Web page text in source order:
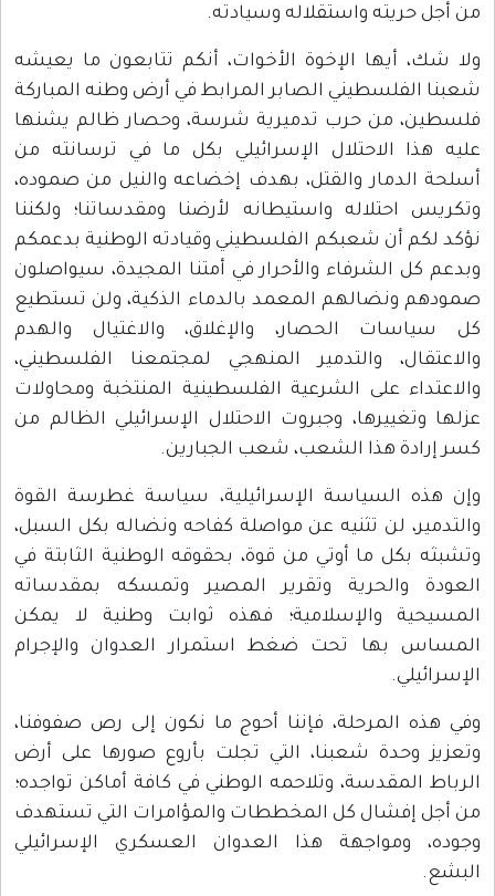
من أجل حريته واستقلاله وسيادته.
ولا شك، أيها الإخوة الأخوات، أنكم تتابعون ما يعيشه
شعبنا الفلسطيني الصابر المرابط في أرض وطنه المباركة
فلسطين، من حرب تدميرية شرسة، وحصار ظالم يشنها
عليه هذا الاحتلال الإسرائيلي بكل ما في ترسانته من
أسلحة الدمار والقتل، بهدف إخضاعه والنيل من صموده،
وتكريس احتلاله واستيطانه لأرضنا ومقدساتنا؛ ولكننا
نؤكد لكم أن شعبكم الفلسطيني وقيادته الوطنية بدعمكم
وبدعم كل الشرفاء والأحرار في أمتنا المجيدة، سيواصلون
صمودهم ونضالهم المعمد بالدماء الذكية، ولن تستطيع
كل سياسات الحصار، والإغلاق، والاغتيال والهدم
والاعتقال، والتدمير المنهجي لمجتمعنا الفلسطيني،
والاعتداء على الشرعية الفلسطينية المنتخبة ومحاولات
عزلها وتغييرها، وجبروت الاحتلال الإسرائيلي الظالم من
كسر إرادة هذا الشعب، شعب الجبارين.
وإن هذه السياسة الإسرائيلية، سياسة غطرسة القوة
والتدمير، لن تثنيه عن مواصلة كفاحه ونضاله بكل السبل،
وتشبثه بكل ما أوتي من قوة، بحقوقه الوطنية الثابتة في
العودة والحرية وتقرير المصير وتمسكه بمقدساته
المسيحية والإسلامية؛ فهذه ثوابت وطنية لا يمكن
المساس بها تحت ضغط استمرار العدوان والإجرام
الإسرائيلي.
وفي هذه المرحلة، فإننا أحوج ما نكون إلى رص صفوفنا،
وتعزيز وحدة شعبنا، التي تجلت بأروع صورها على أرض
الرباط المقدسة، وتلاحمه الوطني في كافة أماكن تواجده؛
من أجل إفشال كل المخططات والمؤامرات التي تستهدف
وجوده، ومواجهة هذا العدوان العسكري الإسرائيلي
البشع.